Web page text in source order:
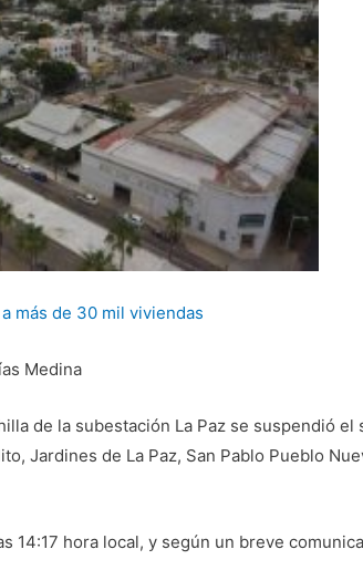
más de 30 mil viviendas
Medina
de la subestación La Paz se suspendió
Jardines de La Paz, San Pablo Pueblo
hora local, y según un breve